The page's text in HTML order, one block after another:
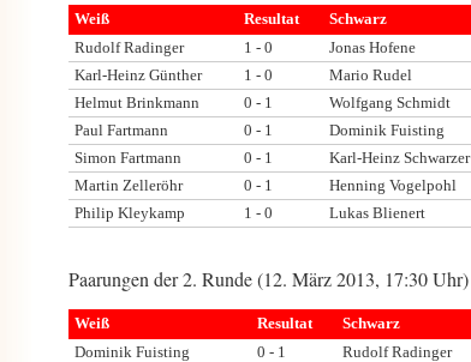
Weiß Resultat
Schwarz
Rudolf Radinger
1 - 0
Jonas Hofene
Karl-Heinz Günther
1 - 0
Mario Rudel
Helmut Brinkmann
0 - 1
Wolfgang Schmidt
Paul Fartmann
0 - 1
Dominik Fuisting
Simon Fartmann
0 - 1
Karl-Heinz Schwarzer
Martin Zelleröhr
0 - 1
Henning Vogelpohl
Philip Kleykamp
1 - 0 Lukas Blienert
Paarungen der 2. Runde (12. März 2013, 17:30 Uhr)
Weiß Resultat
Schwarz
Dominik Fuisting
0 - 1
Rudolf Radinger